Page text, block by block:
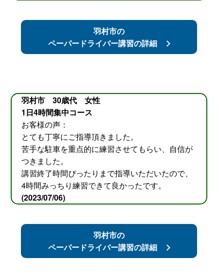
羽村市の
ペーパードライバー講習の詳細
羽村市 30歳代 女性
1日4時間集中コース
お客様の声：
とても丁寧にご指導頂きました。
苦手な駐車を重点的に練習させてもらい、自信が
つきました。
講習終了時間ぴったりまで指導いただいたので、
4時間みっちり練習できて良かったです。
(2023/07/06)
羽村市の
ペーパードライバー講習の詳細